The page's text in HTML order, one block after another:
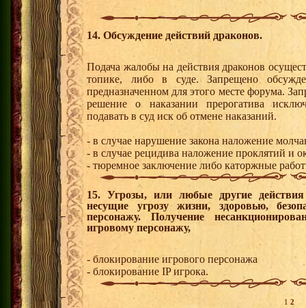
14. Обсуждение действий драконов.
Подача жалобы на действия драконов
топике, либо в суде. Запрещено
предназначенном для этого месте форума.
решение о наказании прерогатива
подавать в суд иск об отмене наказаний.
- в случае нарушение закона наложение
- в случае рецидива наложение проклятий и
- тюремное заключение либо каторжные
15. Угрозы, или любые другие
несущие угрозу жизни, здоровью,
персонажу. Получение
игровому персонажу,
- блокирование игрового персонажа
- блокирование IP игрока.
1 2